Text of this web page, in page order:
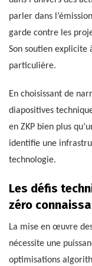
parler dans
garde contre les
Son soutien explicite
particulière.
En choisissant de
diapositives
en ZKP bien plus
identifie une
technologie.
Les défis
zéro
La mise en œuvre
nécessite une
optimisations